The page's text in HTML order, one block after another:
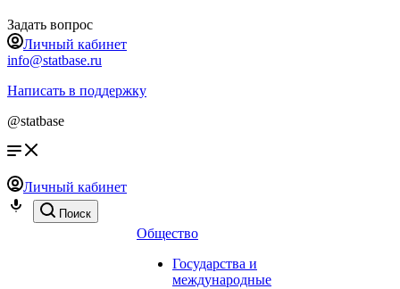
Задать вопрос
Личный кабинет
info@statbase.ru
Написать в поддержку
@statbase
Личный кабинет
Поиск
Общество
Государства и
международные